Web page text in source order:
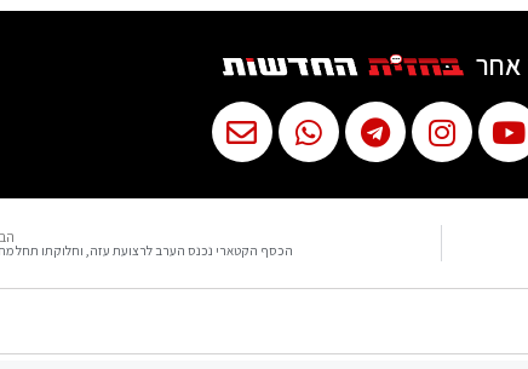
אחר
הכסף הקטארי נכנס הערב לרצועת עזה, וחלוקתו תחל